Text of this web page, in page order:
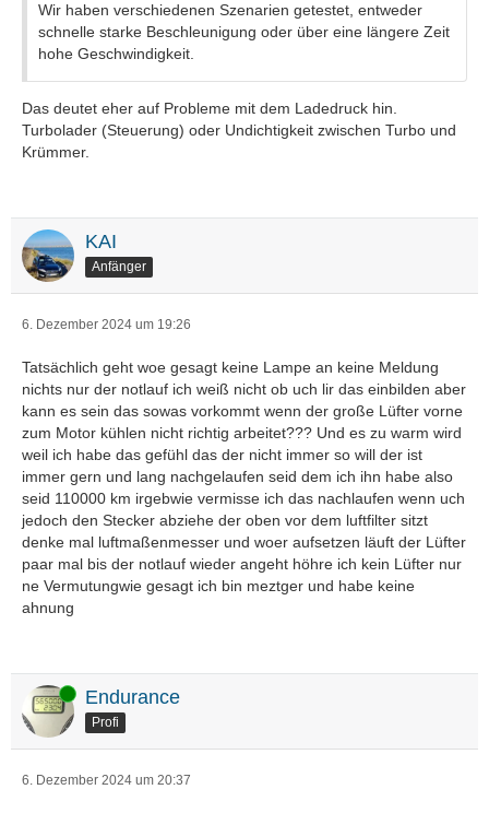
Wir haben verschiedenen Szenarien getestet, entweder
schnelle starke Beschleunigung oder über eine längere Zeit
hohe Geschwindigkeit.
Das deutet eher auf Probleme mit dem Ladedruck hin.
Turbolader (Steuerung) oder Undichtigkeit zwischen Turbo und
Krümmer.
KAI
Anfänger
6. Dezember 2024 um 19:26
Tatsächlich geht woe gesagt keine Lampe an keine Meldung
nichts nur der notlauf ich weiß nicht ob uch lir das einbilden aber
kann es sein das sowas vorkommt wenn der große Lüfter vorne
zum Motor kühlen nicht richtig arbeitet??? Und es zu warm wird
weil ich habe das gefühl das der nicht immer so will der ist
immer gern und lang nachgelaufen seid dem ich ihn habe also
seid 110000 km irgebwie vermisse ich das nachlaufen wenn uch
jedoch den Stecker abziehe der oben vor dem luftfilter sitzt
denke mal luftmaßenmesser und woer aufsetzen läuft der Lüfter
paar mal bis der notlauf wieder angeht höhre ich kein Lüfter nur
ne Vermutungwie gesagt ich bin meztger und habe keine
ahnung
Online Endurance
Profi
6. Dezember 2024 um 20:37